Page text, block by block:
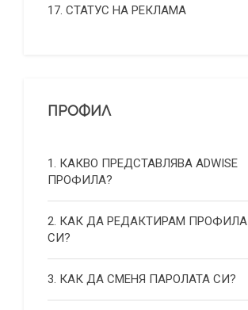
17. СТАТУС НА РЕКЛАМА
ПРОФИЛ
1. КАКВО ПРЕДСТАВЛЯВА ADWISE
ПРОФИЛА?
2. КАК ДА РЕДАКТИРАМ ПРОФИЛА
СИ?
3. КАК ДА СМЕНЯ ПАРОЛАТА СИ?